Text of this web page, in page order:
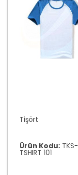
Tişört
Ürün Kodu: TKS-
TSHIRT 101